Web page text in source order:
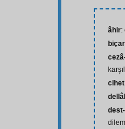
âhir:
cihet
dellâl